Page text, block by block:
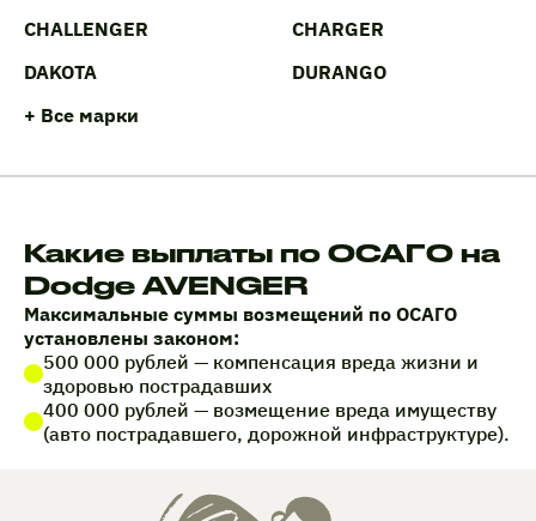
CHALLENGER
CHARGER
DAKOTA
DURANGO
+ Все марки
Какие выплаты по ОСАГО на
Dodge AVENGER
Максимальные суммы возмещений по ОСАГО
установлены законом:
500 000 рублей — компенсация вреда жизни и
здоровью пострадавших
400 000 рублей — возмещение вреда имуществу
(авто пострадавшего, дорожной инфраструктуре).